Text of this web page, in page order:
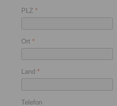
PLZ *
Ort *
Land *
Telefon